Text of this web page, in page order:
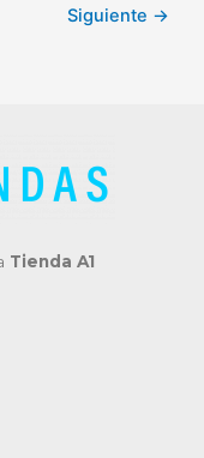
Siguiente →
Tienda A1